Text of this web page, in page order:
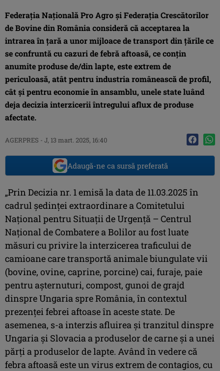
Federaţia Naţională Pro Agro şi Federaţia Crescătorilor
de Bovine din România consideră că acceptarea la
intrarea în ţară a unor mijloace de transport din ţările ce
se confruntă cu cazuri de febră aftoasă, ce conţin
anumite produse de/din lapte, este extrem de
periculoasă, atât pentru industria românească de profil,
cât şi pentru economie în ansamblu, unele state luând
deja decizia interzicerii întregului aflux de produse
afectate.
AGERPRES - J, 13 mart. 2025, 16:40
Adaugă-ne ca sursă preferată
„Prin Decizia nr. 1 emisă la data de 11.03.2025 în
cadrul şedinţei extraordinare a Comitetului
Naţional pentru Situaţii de Urgenţă – Centrul
Naţional de Combatere a Bolilor au fost luate
măsuri cu privire la interzicerea traficului de
camioane care transportă animale biungulate vii
(bovine, ovine, caprine, porcine) cai, furaje, paie
pentru aşternuturi, compost, gunoi de grajd
dinspre Ungaria spre România, în contextul
prezenţei febrei aftoase în aceste state. De
asemenea, s-a interzis afluirea şi tranzitul dinspre
Ungaria şi Slovacia a produselor de carne şi a unei
părţi a produselor de lapte. Având în vedere că
febra aftoasă este un virus extrem de contagios, cu